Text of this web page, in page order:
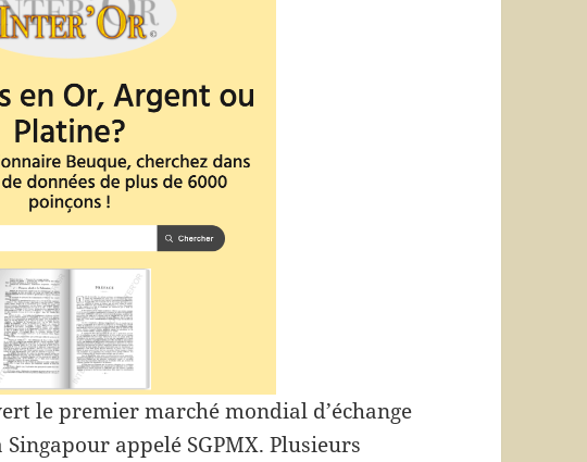
le premier marché mondial d’échange
appelé SGPMX. Plusieurs